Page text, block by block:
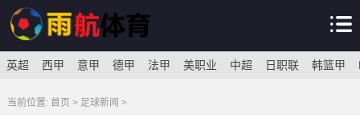
英超 西甲 意甲 德甲 法甲 美职业 中超 日职联 韩篮甲
当前位置: 首页 > 足球新闻 >